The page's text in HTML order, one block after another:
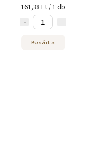
161,88 Ft / 1 db
Kosárba